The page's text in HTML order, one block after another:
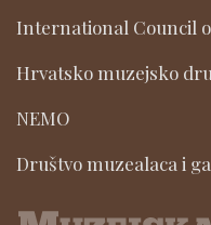
International Council
Hrvatsko muzejsko
NEMO
Društvo muzealaca i